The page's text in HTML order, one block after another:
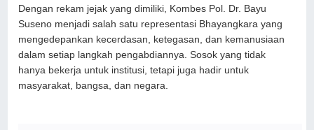
Dengan rekam jejak yang dimiliki, Kombes Pol. Dr. Bayu
Suseno menjadi salah satu representasi Bhayangkara yang
mengedepankan kecerdasan, ketegasan, dan kemanusiaan
dalam setiap langkah pengabdiannya. Sosok yang tidak
hanya bekerja untuk institusi, tetapi juga hadir untuk
masyarakat, bangsa, dan negara.